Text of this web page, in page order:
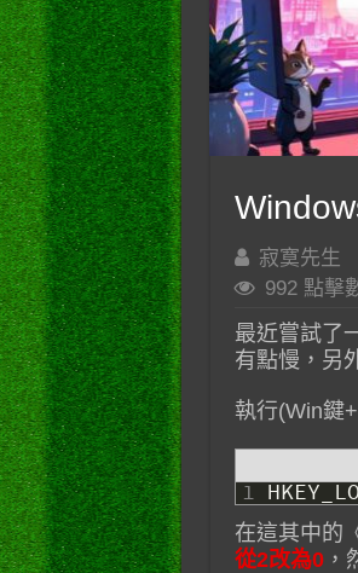
寂寞先生
992 點擊
最近嘗試了
有點慢，另
執行(Win鍵
1
在這其中的
從2改為0，